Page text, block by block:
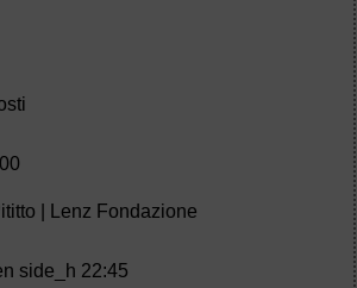
| Lenz Fondazione
side_h 22:45